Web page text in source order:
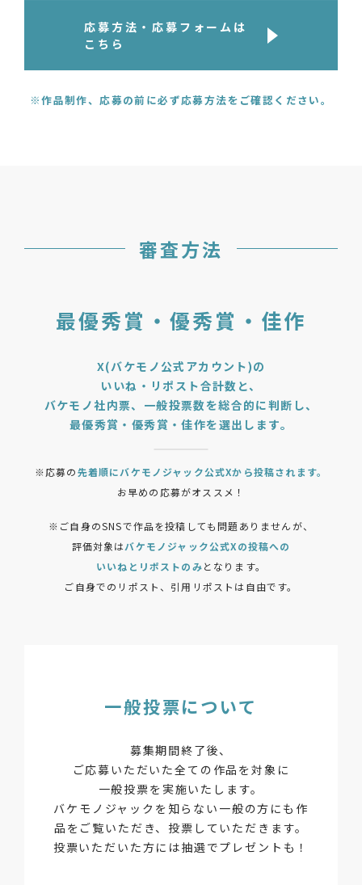
応募方法・応募フォームは
こちら
※作品制作、応募の前に必ず応募⽅法を ご確認ください。
審査方法
最優秀賞・優秀賞・佳作
X(バケモノ公式アカウント)の
いいね・リポスト合計数と、
バケモノ社内票、 一般投票数を総合的に判断し、
最優秀賞・優秀賞・佳作を選出します。
※応募の先着順にバケモノジャック公式Xから投稿されます。
お早めの応募がオススメ！
※ご自身のSNSで作品を投稿しても 問題ありませんが、
評価対象はバケモノジャック公式Xの投稿への
いいねとリポストのみとなります。
ご自身でのリポスト、引用リポストは自由です。
一般投票について
募集期間終了後、
ご応募いただいた全ての作品を対象に
一般投票を実施いたします。
バケモノジャックを知らない一般の方にも作
品をご覧いただき、投票していただきます。
投票いただいた方には抽選でプレゼントも！